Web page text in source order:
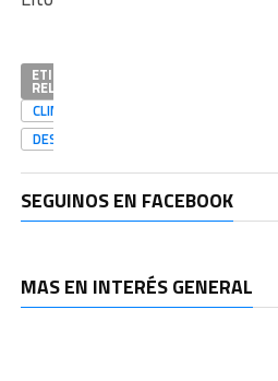
ETIQUETAS
RELACIONADAS
CLIMA
DESTACADAS
SEGUINOS EN FACEBOOK
MAS EN INTERÉS GENERAL